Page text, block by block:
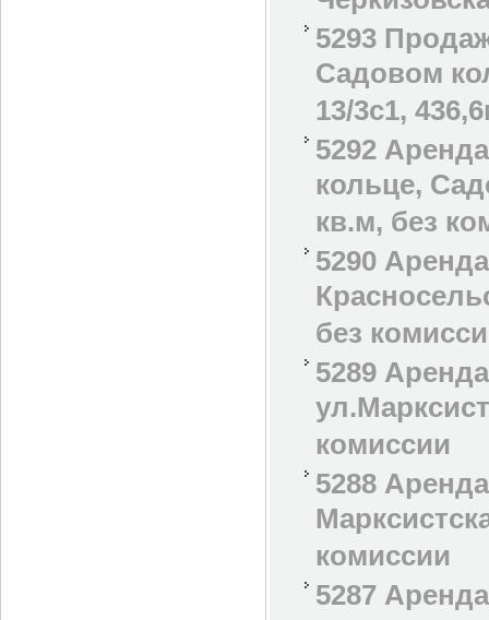
5293
Садовом
13/3с1,
5292
кольце,
кв.м, без
5290
без
5289
комиссии
5288
комиссии
5287